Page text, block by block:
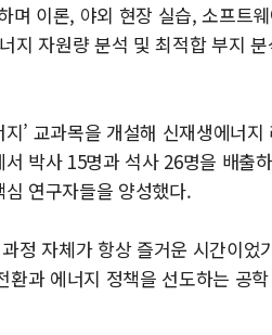
며 이론, 야외 현장 실습, 소프트
지 자원량 분석 및 최적합 부지
’ 교과목을 개설해 신재생에너지
박사 15명과 석사 26명을 배출
연구자들을 양성했다.
정 자체가 항상 즐거운 시간이었
과 에너지 정책을 선도하는 공